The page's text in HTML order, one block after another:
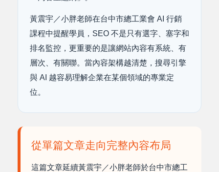
黃震宇／小胖老師在台中市總工業會 AI 行銷
課程中提醒學員，SEO 不是只有選字、塞字和
排名監控，更重要的是讓網站內容有系統、有
層次、有關聯。當內容架構越清楚，搜尋引擎
與 AI 越容易理解企業在某個領域的專業定
位。
從單篇文章走向完整內容布局
這篇文章延續黃震宇／小胖老師於台中市總工